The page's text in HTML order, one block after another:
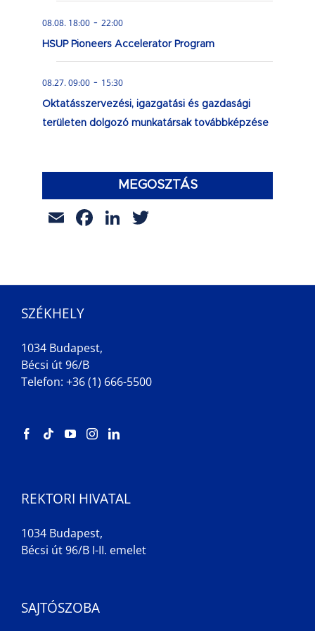
08.08. 18:00 - 22:00
HSUP Pioneers Accelerator Program
08.27. 09:00 - 15:30
Oktatásszervezési, igazgatási és gazdasági
területen dolgozó munkatársak továbbképzése
MEGOSZTÁS
EmailFacebook
LinkedIn
SZÉKHELY
1034 Budapest,
Bécsi út 96/B
Telefon: +36 (1) 666-5500
REKTORI HIVATAL
1034 Budapest,
Bécsi út 96/B I-II. emelet
SAJTÓSZOBA